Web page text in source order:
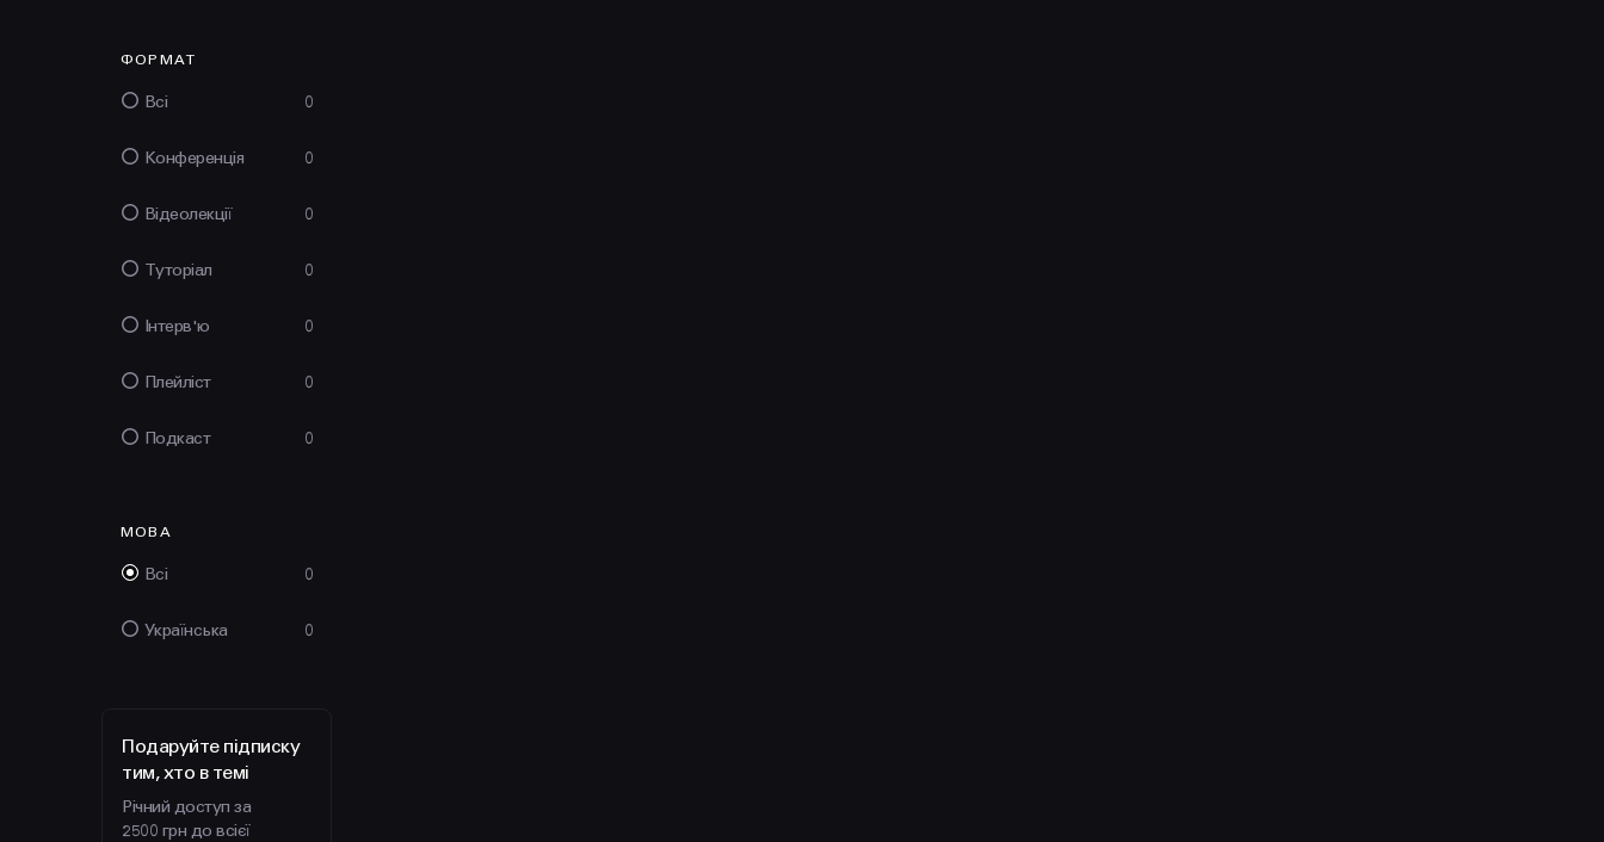
ФОРМАТ
Всі 0
Конференція 0
Відеолекції 0
Туторіал 0
Інтерв'ю 0
Плейліст 0
Подкаст 0
МОВА
Всі 0
Українська 0
Подаруйте підписку
тим, хто в темі
Річний доступ за
2500 грн до всієї